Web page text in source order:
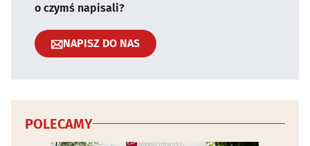
o czymś napisali?
NAPISZ DO NAS
POLECAMY